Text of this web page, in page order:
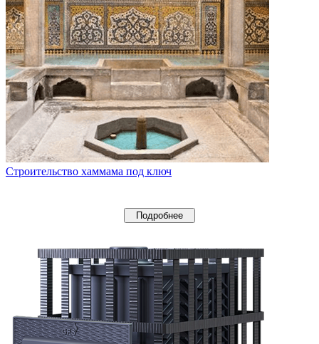
Строительство хаммама под ключ
Подробнее